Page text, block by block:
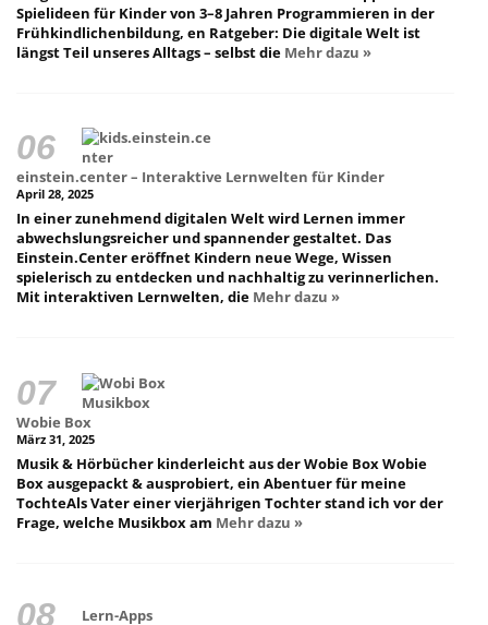
Spielideen für Kinder von 3–8 Jahren Programmieren in der
Frühkindlichenbildung, en Ratgeber: Die digitale Welt ist
längst Teil unseres Alltags – selbst die Mehr dazu »
einstein.center – Interaktive Lernwelten für Kinder
April 28, 2025
In einer zunehmend digitalen Welt wird Lernen immer
abwechslungsreicher und spannender gestaltet. Das
Einstein.Center eröffnet Kindern neue Wege, Wissen
spielerisch zu entdecken und nachhaltig zu verinnerlichen.
Mit interaktiven Lernwelten, die Mehr dazu »
Wobie Box
März 31, 2025
Musik & Hörbücher kinderleicht aus der Wobie Box Wobie
Box ausgepackt & ausprobiert, ein Abentuer für meine
TochteAls Vater einer vierjährigen Tochter stand ich vor der
Frage, welche Musikbox am Mehr dazu »
Lern-Apps